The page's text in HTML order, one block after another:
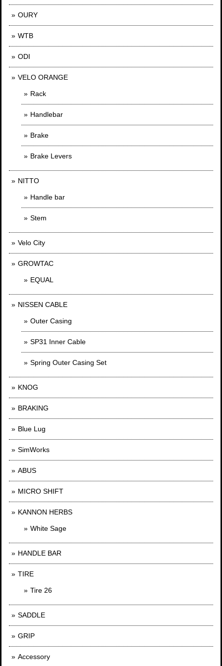
OURY
WTB
ODI
VELO ORANGE
Rack
Handlebar
Brake
Brake Levers
NITTO
Handle bar
Stem
Velo City
GROWTAC
EQUAL
NISSEN CABLE
Outer Casing
SP31 Inner Cable
Spring Outer Casing Set
KNOG
BRAKING
Blue Lug
SimWorks
ABUS
MICRO SHIFT
KANNON HERBS
White Sage
HANDLE BAR
TIRE
Tire 26
SADDLE
GRIP
Accessory